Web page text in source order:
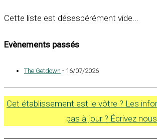
Cette liste est désespérément vide...
Evènements passés
The Getdown - 16/07/2026
Cet établissement est le vôtre ? Les
pas à jour ? Écrivez nous.